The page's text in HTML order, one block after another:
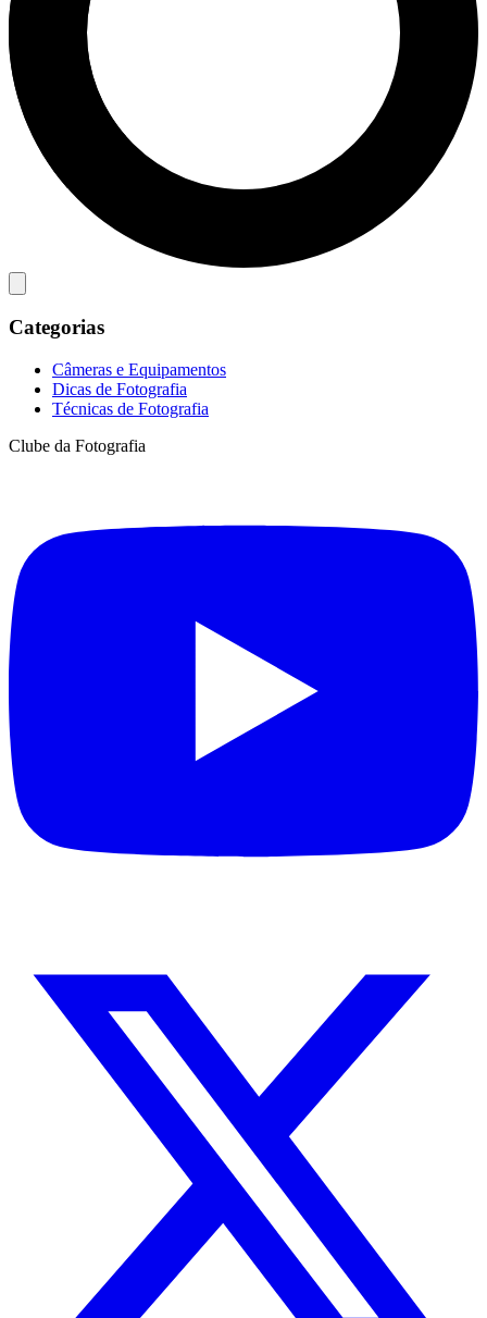
Categorias
Câmeras e Equipamentos
Dicas de Fotografia
Técnicas de Fotografia
Clube da Fotografia